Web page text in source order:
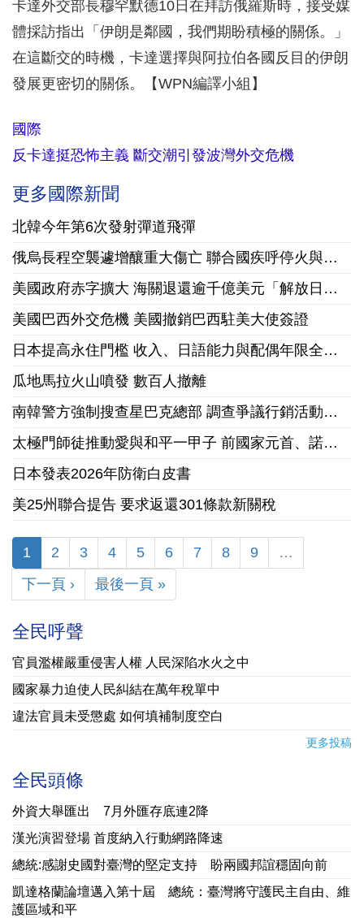
卡達外交部長穆罕默德10日在拜訪俄羅斯時，接受媒
體採訪指出「伊朗是鄰國，我們期盼積極的關係。」
在這斷交的時機，卡達選擇與阿拉伯各國反目的伊朗
發展更密切的關係。【WPN編譯小組】
國際
反卡達挺恐怖主義 斷交潮引發波灣外交危機
更多國際新聞
北韓今年第6次發射彈道飛彈
俄烏長程空襲遽增釀重大傷亡 聯合國疾呼停火與國際急馳援
美國政府赤字擴大 海關退還逾千億美元「解放日」關稅
美國巴西外交危機 美國撤銷巴西駐美大使簽證
日本提高永住門檻 收入、日語能力與配偶年限全面收緊
瓜地馬拉火山噴發 數百人撤離
南韓警方強制搜查星巴克總部 調查爭議行銷活動「坦克日」
太極門師徒推動愛與和平一甲子 前國家元首、諾貝爾和平獎獲獎組織領袖來台祝賀
日本發表2026年防衛白皮書
美25州聯合提告 要求返還301條款新關稅
1 2 3 4 5 6 7 8 9
…
下一頁 ›
最後一頁 »
全民呼聲
官員濫權嚴重侵害人權 人民深陷水火之中
國家暴力迫使人民糾結在萬年稅單中
違法官員未受懲處 如何填補制度空白
更多投稿
全民頭條
外資大舉匯出 7月外匯存底連2降
漢光演習登場 首度納入行動網路降速
總統:感謝史國對臺灣的堅定支持 盼兩國邦誼穩固向前
凱達格蘭論壇邁入第十屆 總統：臺灣將守護民主自由、維
護區域和平